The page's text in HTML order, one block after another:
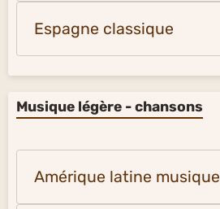
Espagne classique
Musique légère - chansons
Amérique latine musique